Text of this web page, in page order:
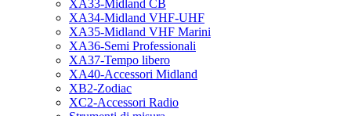
XA33-Midland CB
XA34-Midland VHF-UHF
XA35-Midland VHF Marini
XA36-Semi Professionali
XA37-Tempo libero
XA40-Accessori Midland
XB2-Zodiac
XC2-Accessori Radio